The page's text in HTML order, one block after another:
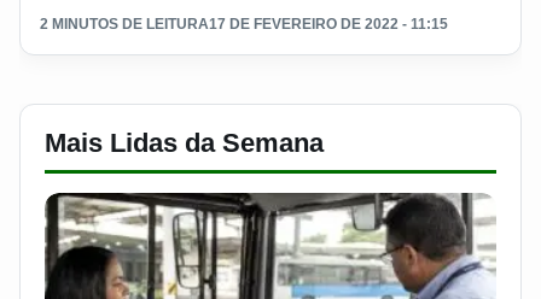
2 MINUTOS DE LEITURA17 DE FEVEREIRO DE 2022 - 11:15
Mais Lidas da Semana